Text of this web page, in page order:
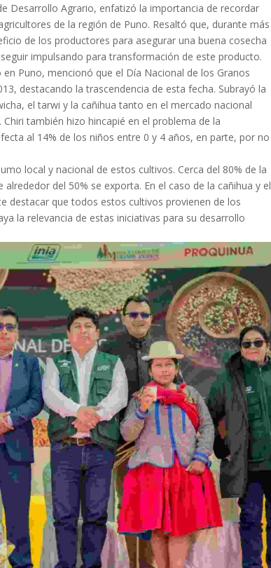
Desarrollo Agrario, enfatizó la importancia de recordar
de la región de Puno. Resaltó que, durante más
de los productores para asegurar una buena cosecha
impulsando para transformación de este producto.
Puno, mencionó que el Día Nacional de los Granos
destacando la trascendencia de esta fecha. Subrayó la
el tarwi y la cañihua tanto en el mercado nacional
también hizo hincapié en el problema de la
al 14% de los niños entre 0 y 4 años, en parte, por no
local y nacional de estos cultivos. Cerca del 80% de la
del 50% se exporta. En el caso de la cañihua y el
destacar que todos estos cultivos provienen de los
la relevancia de estas iniciativas para su desarrollo